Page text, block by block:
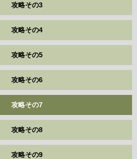
攻略その3
攻略その4
攻略その5
攻略その6
攻略その7
攻略その8
攻略その9